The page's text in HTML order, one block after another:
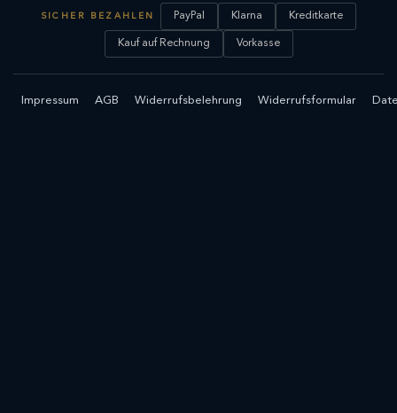
SICHER BEZAHLEN PayPal Klarna Kreditkarte
Kauf auf Rechnung Vorkasse
Impressum AGB Widerrufsbelehrung Widerrufsformular